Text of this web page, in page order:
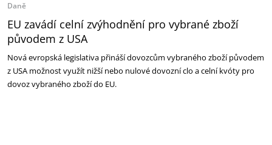
Daně
EU zavádí celní zvýhodnění pro vybrané zboží
původem z USA
Nová evropská legislativa přináší dovozcům vybraného zboží původem
z USA možnost využít nižší nebo nulové dovozní clo a celní kvóty pro
dovoz vybraného zboží do EU.